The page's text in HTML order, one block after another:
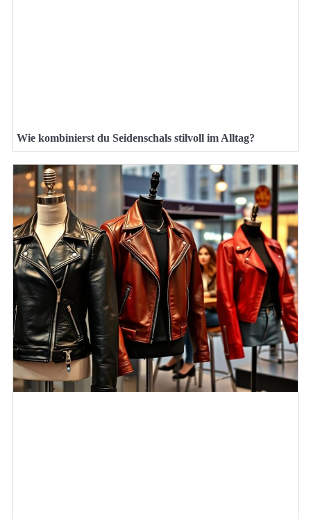
Wie kombinierst du Seidenschals stilvoll im Alltag?